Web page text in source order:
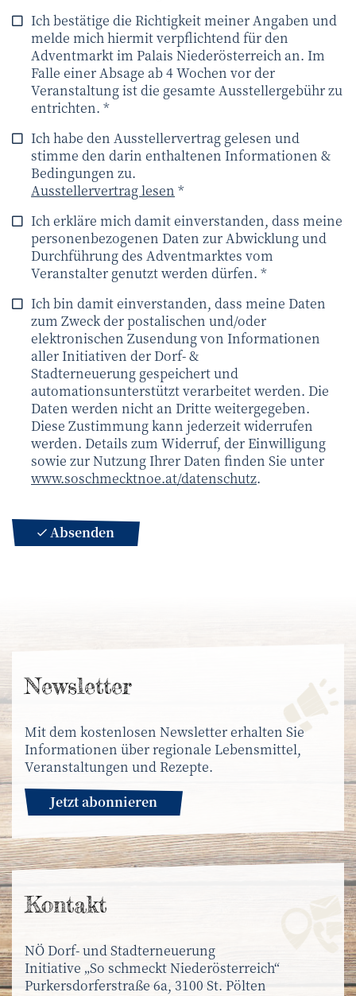
Ich bestätige die Richtigkeit meiner Angaben und
melde mich hiermit verpflichtend für den
Adventmarkt im Palais Niederösterreich an. Im
Falle einer Absage ab 4 Wochen vor der
Veranstaltung ist die gesamte Ausstellergebühr zu
entrichten. *
Ich habe den Ausstellervertrag gelesen und
stimme den darin enthaltenen Informationen &
Bedingungen zu.
Ausstellervertrag lesen *
Ich erkläre mich damit einverstanden, dass meine
personenbezogenen Daten zur Abwicklung und
Durchführung des Adventmarktes vom
Veranstalter genutzt werden dürfen. *
Ich bin damit einverstanden, dass meine Daten
zum Zweck der postalischen und/oder
elektronischen Zusendung von Informationen
aller Initiativen der Dorf- &
Stadterneuerung gespeichert und
automationsunterstützt verarbeitet werden. Die
Daten werden nicht an Dritte weitergegeben.
Diese Zustimmung kann jederzeit widerrufen
werden. Details zum Widerruf, der Einwilligung
sowie zur Nutzung Ihrer Daten finden Sie unter
www.soschmecktnoe.at/datenschutz.
Absenden
News­letter
Mit dem kostenlosen Newsletter erhalten Sie
Informationen über regionale Lebensmittel,
Veranstaltungen und Rezepte.
Jetzt abonnieren
Kontakt
NÖ Dorf- und Stadterneuerung
Initiative „So schmeckt Niederösterreich“
Purkersdorferstraße 6a, 3100 St. Pölten